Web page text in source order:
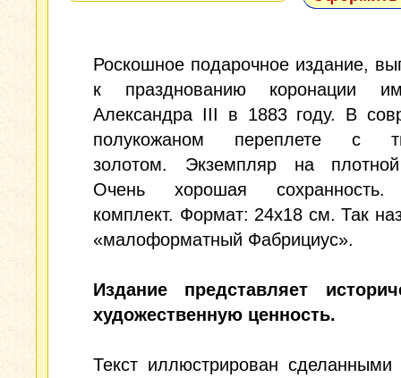
Роскошное подарочное издание,
к празднованию коронации
Александра III в 1883 году. В
полукожаном переплете с
золотом. Экземпляр на
Очень хорошая
комплект. Формат: 24х18 см. Так
«малоформатный Фабрициус».
Издание представляет
художественную ценность.
Текст иллюстрирован